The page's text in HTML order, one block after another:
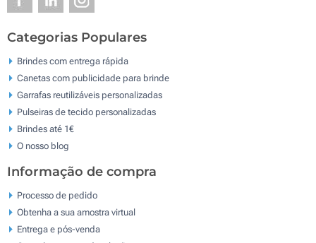
Categorias Populares
Brindes com entrega rápida
Canetas com publicidade para brinde
Garrafas reutilizáveis personalizadas
Pulseiras de tecido personalizadas
Brindes até 1€
O nosso blog
Informação de compra
Processo de pedido
Obtenha a sua amostra virtual
Entrega e pós-venda